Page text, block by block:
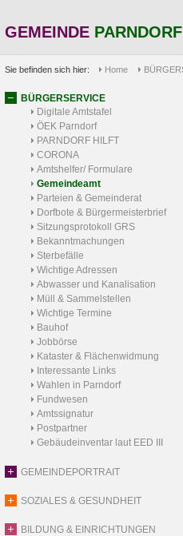
GEMEINDE PARNDORF
Sie befinden sich hier: Home
BÜRGERSERVICE
Digitale Amtstafel
ÖEK Parndorf
PARNDORF HILFT
CORONA
Amtshelfer/ Formulare
Gemeindeamt
Parteien & Gemeinderat
Dorfbote & Bürgermeisterbrief
Sitzungsprotokoll GRS
Bekanntmachungen
Sterbefälle
Wichtige Adressen
Abwasser und Kanalisation
Müll & Sammelstellen
Wichtige Termine
Bauhof
Jobbörse
Kataster & Flächenwidmung
Interessante Links
Wahlen in Parndorf
Fundwesen
Amtssignatur
Postpartner
Gebäudeinventar laut EED III
GEMEINDEPORTRAIT
SOZIALES & GESUNDHEIT
BILDUNG & EINRICHTUNGEN